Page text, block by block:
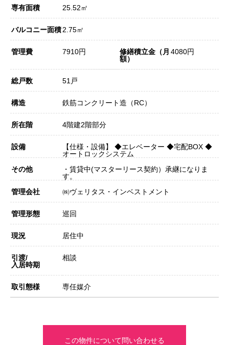
専有面積 25.52㎡
バルコニー面積2.75㎡
管理費 7910円
修繕積立金（月
額）
4080円
総戸数 51戸
構造 鉄筋コンクリート造（RC）
所在階 4階建2階部分
設備
【仕様・設備】 ◆エレベーター ◆宅配BOX ◆
オートロックシステム
その他
・賃貸中(マスターリース契約）承継になりま
す。
管理会社
㈱ヴェリタス・インベストメント
管理形態 巡回
現況 居住中
引渡/
入居時期
相談
取引態様 専任媒介
この物件について問い合わせる